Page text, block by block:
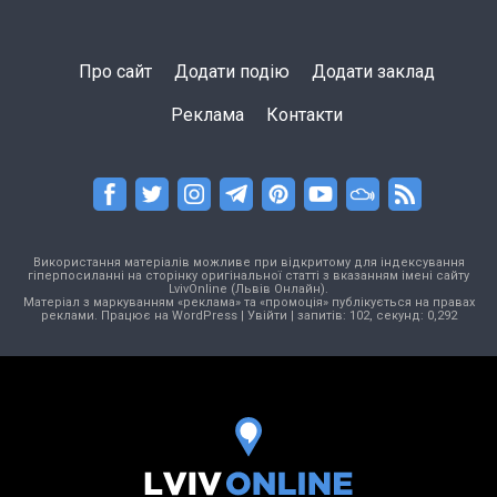
Про сайт Додати подію Додати заклад
Реклама Контакти
Використання матеріалів можливе при відкритому для індексування
гіперпосиланні на сторінку оригінальної статті з вказанням імені сайту
LvivOnline (Львів Онлайн).
Матеріал з маркуванням «реклама» та «промоція» публікується на правах
реклами. Працює на WordPress| Увійти | запитів: 102, секунд: 0,292